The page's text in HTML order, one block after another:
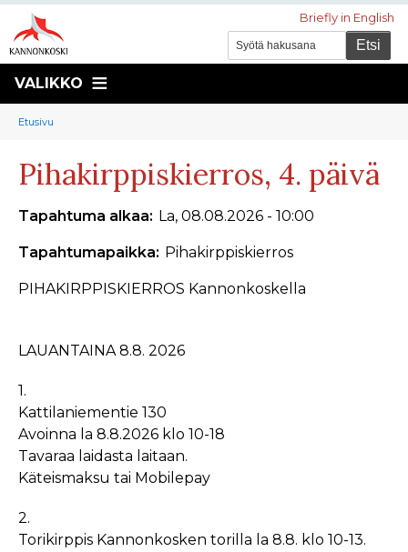
Briefly in English
VALIKKO
Murupolku
You
here:
Etusivu
Pihakirppiskierros, 4. päivä
Tapahtuma alkaa La, 08.08.2026 - 10:00
Tapahtumapaikka Pihakirppiskierros
PIHAKIRPPISKIERROS Kannonkoskella
LAUANTAINA 8.8. 2026
1.
Kattilaniementie 130
Avoinna la 8.8.2026 klo 10-18
Tavaraa laidasta laitaan.
Käteismaksu tai Mobilepay
2.
Torikirppis Kannonkosken torilla la 8.8. klo 10-13.